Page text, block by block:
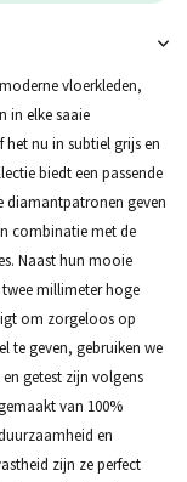
vloerkleden,
in elke saaie
nu in subtiel grijs en
biedt een passende
diamantpatronen geven
combinatie met de
Naast hun mooie
millimeter hoge
om zorgeloos op
te geven, gebruiken we
getest zijn volgens
van 100%
en
zijn ze perfect